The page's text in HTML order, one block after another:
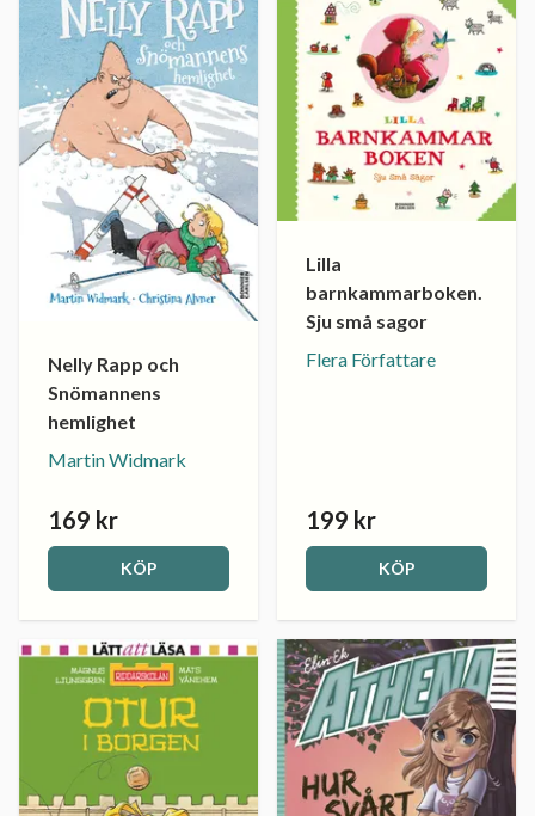
Nelly Rapp och
Snömannens
hemlighet
Martin Widmark
169 kr
KÖP
Lilla
barnkammarboken.
Sju små sagor
Flera Författare
199 kr
KÖP